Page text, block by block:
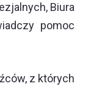
Biura
pomoc
z których